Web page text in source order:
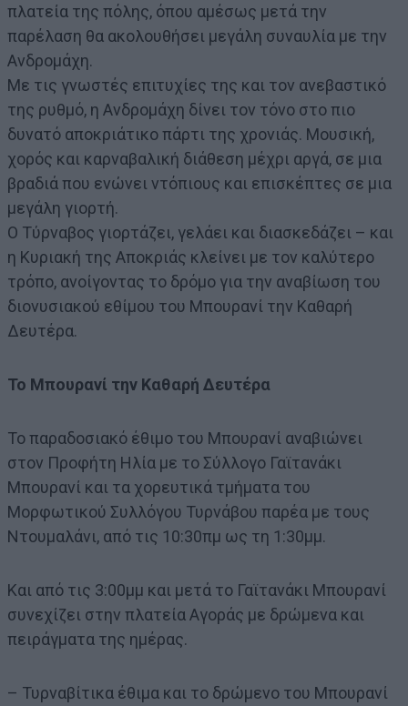
πλατεία της πόλης, όπου αμέσως μετά την
παρέλαση θα ακολουθήσει μεγάλη συναυλία με την
Ανδρομάχη.
Με τις γνωστές επιτυχίες της και τον ανεβαστικό
της ρυθμό, η Ανδρομάχη δίνει τον τόνο στο πιο
δυνατό αποκριάτικο πάρτι της χρονιάς. Μουσική,
χορός και καρναβαλική διάθεση μέχρι αργά, σε μια
βραδιά που ενώνει ντόπιους και επισκέπτες σε μια
μεγάλη γιορτή.
Ο Τύρναβος γιορτάζει, γελάει και διασκεδάζει – και
η Κυριακή της Αποκριάς κλείνει με τον καλύτερο
τρόπο, ανοίγοντας το δρόμο για την αναβίωση του
διονυσιακού εθίμου του Μπουρανί την Καθαρή
Δευτέρα.
Το Μπουρανί την Καθαρή Δευτέρα
Το παραδοσιακό έθιμο του Μπουρανί αναβιώνει
στον Προφήτη Ηλία με το Σύλλογο Γαϊτανάκι
Μπουρανί και τα χορευτικά τμήματα του
Μορφωτικού Συλλόγου Τυρνάβου παρέα με τους
Ντουμαλάνι, από τις 10:30πμ ως τη 1:30μμ.
Και από τις 3:00μμ και μετά το Γαϊτανάκι Μπουρανί
συνεχίζει στην πλατεία Αγοράς με δρώμενα και
πειράγματα της ημέρας.
– Τυρναβίτικα έθιμα και το δρώμενο του Μπουρανί